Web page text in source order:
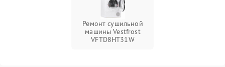
Ремонт сушильной
машины Vestfrost
VFTD8HT31W